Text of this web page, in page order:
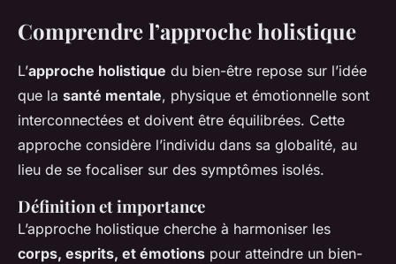
Comprendre l’approche holistique
L’approche holistique du bien-être repose sur l’idée
que la santé mentale, physique et émotionnelle sont
interconnectées et doivent être équilibrées. Cette
approche considère l’individu dans sa globalité, au
lieu de se focaliser sur des symptômes isolés.
Définition et importance
L’approche holistique cherche à harmoniser les
corps, esprits, et émotions pour atteindre un bien-